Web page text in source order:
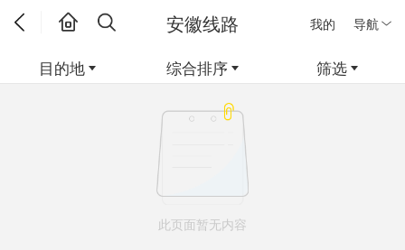
我的 导航
安徽线路
目的地 综合排序 筛选
此页面暂无内容